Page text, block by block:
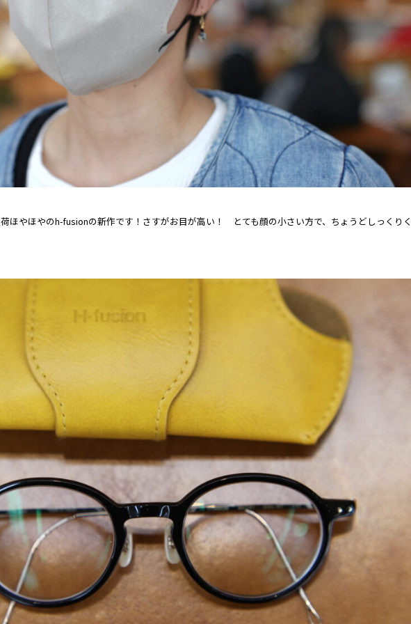
ほやほやのh-fusionの新作です！さすがお目が高い！ とても顔の小さい方で、ちょうどしっくり